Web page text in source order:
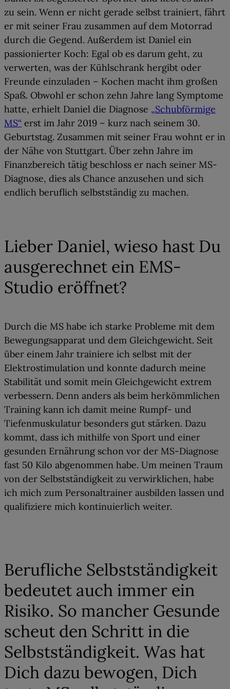
zu sein. Wenn er nicht gerade selbst trainiert, fährt
er mit seiner Frau zusammen auf dem Motorrad
durch die Gegend. Außerdem ist Daniel ein
passionierter Koch: Egal ob es darum geht, zu
verwerten, was der Kühlschrank hergibt oder
Freunde einzuladen – Kochen macht ihm großen
Spaß. Obwohl er schon zehn Jahre lang Symptome
hatte, erhielt Daniel die Diagnose „Schubförmige
MS“ erst im Jahr 2019 – kurz nach seinem 30.
Geburtstag. Zusammen mit seiner Frau wohnt er in
der Nähe von Stuttgart. Über zehn Jahre im
Finanzbereich tätig beschloss er nach seiner MS-
Diagnose, dies als Chance anzusehen und sich
endlich beruflich selbstständig zu machen.
Lieber Daniel, wieso hast Du
ausgerechnet ein EMS-
Studio eröffnet?
Durch die MS habe ich starke Probleme mit dem
Bewegungsapparat und dem Gleichgewicht. Seit
über einem Jahr trainiere ich selbst mit der
Elektrostimulation und konnte dadurch meine
Stabilität und somit mein Gleichgewicht extrem
verbessern. Denn anders als beim herkömmlichen
Training kann ich damit meine Rumpf- und
Tiefenmuskulatur besonders gut stärken. Dazu
kommt, dass ich mithilfe von Sport und einer
gesunden Ernährung schon vor der MS-Diagnose
fast 50 Kilo abgenommen habe. Um meinen Traum
von der Selbstständigkeit zu verwirklichen, habe
ich mich zum Personaltrainer ausbilden lassen und
qualifiziere mich kontinuierlich weiter.
Berufliche Selbstständigkeit
bedeutet auch immer ein
Risiko. So mancher Gesunde
scheut den Schritt in die
Selbstständigkeit. Was hat
Dich dazu bewogen, Dich